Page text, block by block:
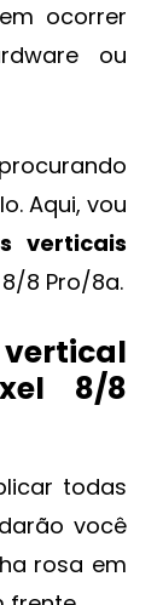
ocorrer
ou
Aqui, vou
verticais
8 Pro/8a.
8/8
todas
você
rosa em